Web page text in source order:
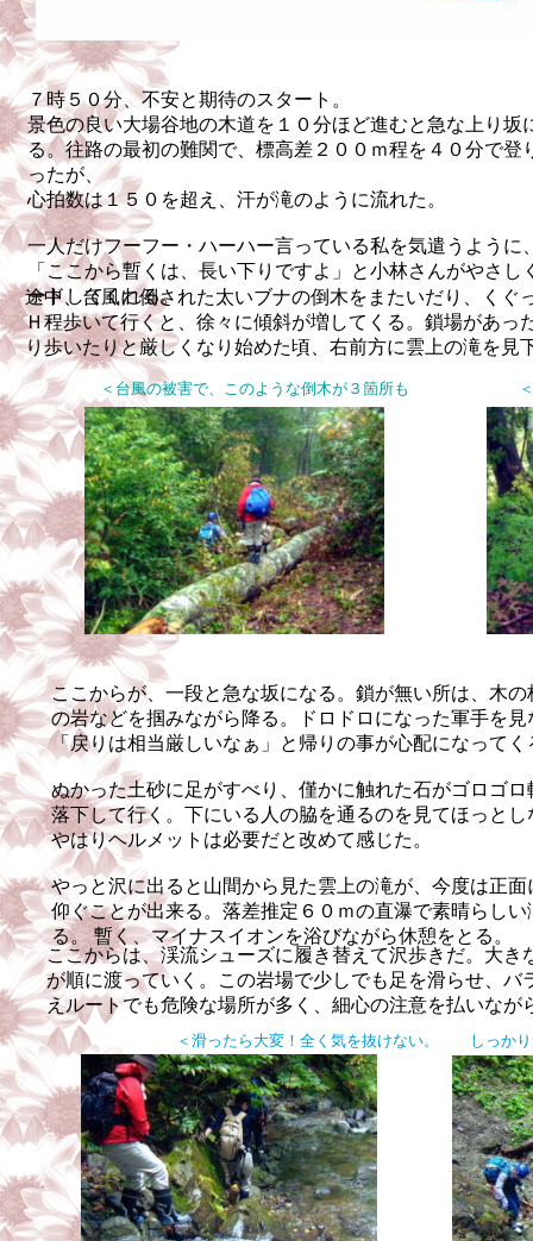
７時５０分、不安と期待のスタート。
景色の良い大場谷地の木道を１０分ほど進むと急な上り坂
る。往路の最初の難関で、標高差２００ｍ程を４０分で登
ったが、
心拍数は１５０を超え、汗が滝のように流れた。
一人だけフーフー・ハーハー言っている私を気遣うように
「ここから暫くは、長い下りですよ」と小林さんがやさし
ードしてくれる。
途中、台風に倒された太いブナの倒木をまたいだり、くぐ
Ｈ程歩いて行くと、徐々に傾斜が増してくる。鎖場があっ
り歩いたりと厳しくなり始めた頃、右前方に雲上の滝を見
＜台風の被害で、このような倒木が３箇所も
＞
ここからが、一段と急な坂になる。鎖が無い所は、木の
の岩などを掴みながら 降る。ドロドロになった軍手を見
「戻りは相当厳しいなぁ」と帰りの事が心配になってく
ぬかった土砂に足がすべり、僅かに触れた石がゴロゴロ
落下して行く。下にいる人の脇を通るのを見てほっとし
やはりヘルメットは必要だと改めて感じた。
やっと沢に出ると山間から見た雲上の滝が、今度は正面
仰ぐことが出来る。落差推定６０ｍの直瀑で素晴らしい
る。暫く、マイナスイオンを浴びながら休憩をとる。
ここからは、渓流シューズに履き替えて沢歩きだ。大
が順に渡っていく。この岩場で少しでも足を滑らせ、バ
えルートでも危険な場所が多く、 細心の注意を払いなが
＜滑ったら大変！全く気を抜けない。 しっか